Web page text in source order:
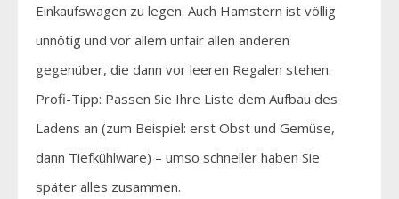
Einkaufswagen zu legen. Auch Hamstern ist völlig
unnötig und vor allem unfair allen anderen
gegenüber, die dann vor leeren Regalen stehen.
Profi-Tipp: Passen Sie Ihre Liste dem Aufbau des
Ladens an (zum Beispiel: erst Obst und Gemüse,
dann Tiefkühlware) – umso schneller haben Sie
später alles zusammen.